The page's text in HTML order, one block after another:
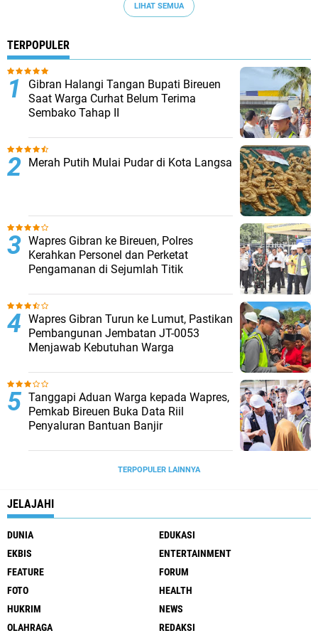
LIHAT SEMUA
TERPOPULER
Gibran Halangi Tangan Bupati Bireuen
Saat Warga Curhat Belum Terima
Sembako Tahap II
Merah Putih Mulai Pudar di Kota Langsa
Wapres Gibran ke Bireuen, Polres
Kerahkan Personel dan Perketat
Pengamanan di Sejumlah Titik
Wapres Gibran Turun ke Lumut, Pastikan
Pembangunan Jembatan JT-0053
Menjawab Kebutuhan Warga
Tanggapi Aduan Warga kepada Wapres,
Pemkab Bireuen Buka Data Riil
Penyaluran Bantuan Banjir
TERPOPULER LAINNYA
JELAJAHI
DUNIA
EDUKASI
EKBIS
ENTERTAINMENT
FEATURE
FORUM
FOTO
HEALTH
HUKRIM
NEWS
OLAHRAGA
REDAKSI